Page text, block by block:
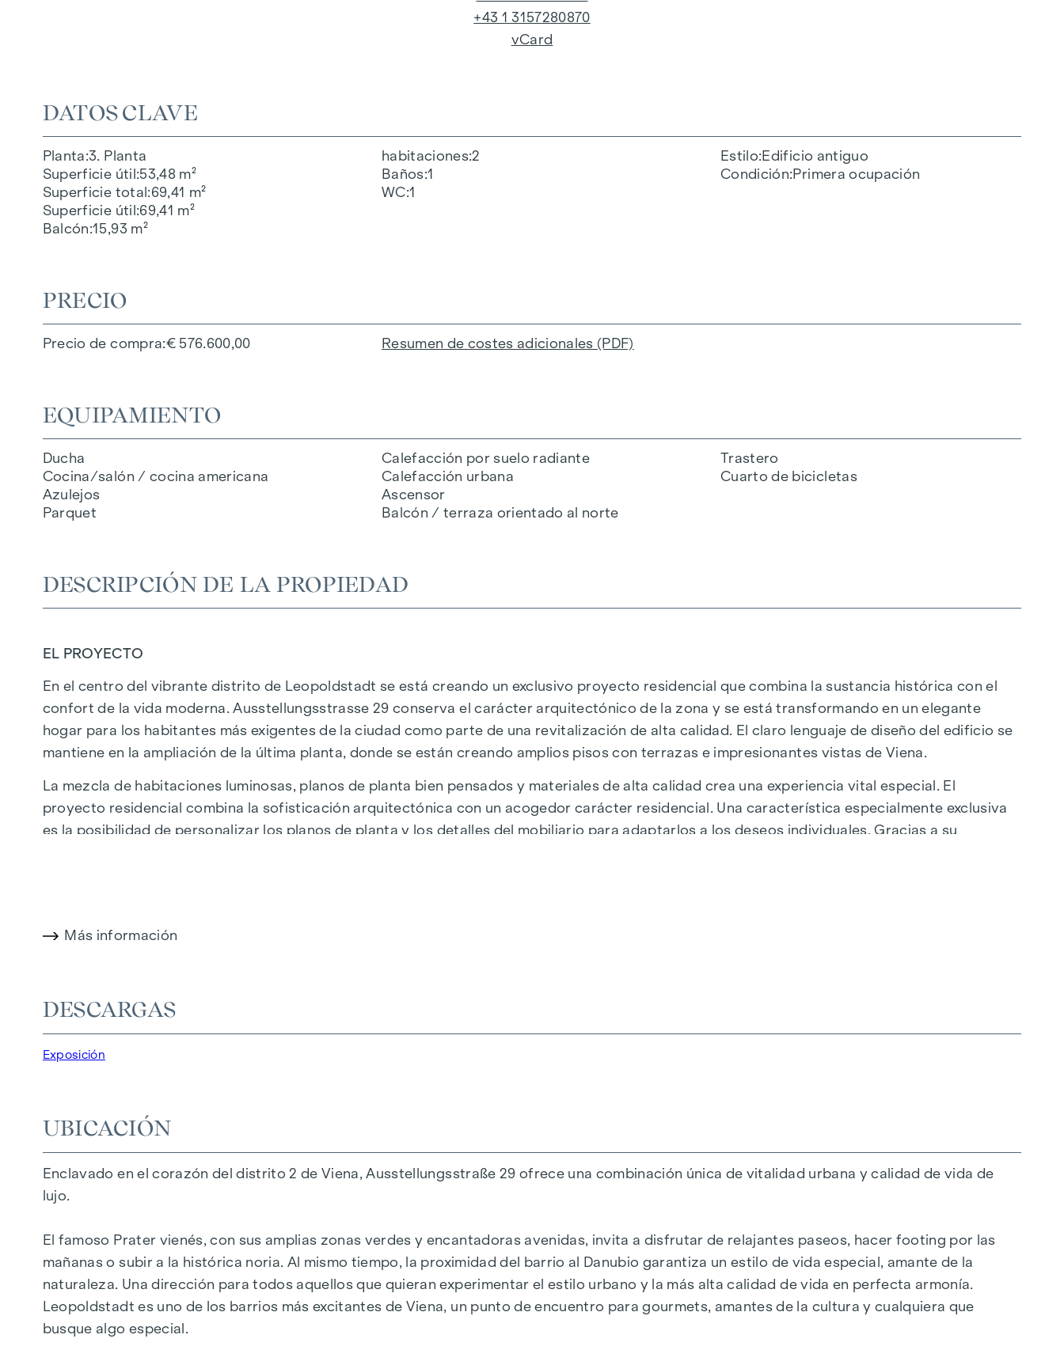
DATOS CLAVE
Planta 3. Planta
Superficie útil 53,48 m²
Superficie total 69,41 m²
Superficie útil 69,41 m²
Balcón 15,93 m²
habitaciones 2
Baños 1
WC 1
Estilo Edificio antiguo
Condición Primera ocupación
PRECIO
Precio de compra € 576.600,00 Resumen de costes adicionales (PDF)
EQUIPAMIENTO
Ducha
Cocina/salón / cocina americana
Azulejos
Parquet
Calefacción por suelo radiante
Calefacción urbana
Ascensor
Balcón / terraza orientado al norte
Trastero
Cuarto de bicicletas
DESCRIPCIÓN DE LA PROPIEDAD
EL PROYECTO
En el centro del vibrante distrito de Leopoldstadt se está creando un exclusivo proyecto residencial que combina la sustancia histórica con el
confort de la vida moderna. Ausstellungsstrasse 29 conserva el carácter arquitectónico de la zona y se está transformando en un elegante
hogar para los habitantes más exigentes de la ciudad como parte de una revitalización de alta calidad. El claro lenguaje de diseño del edificio se
mantiene en la ampliación de la última planta, donde se están creando amplios pisos con terrazas e impresionantes vistas de Viena.
La mezcla de habitaciones luminosas, planos de planta bien pensados y materiales de alta calidad crea una experiencia vital especial. El
proyecto residencial combina la sofisticación arquitectónica con un acogedor carácter residencial. Una característica especialmente exclusiva
es la posibilidad de personalizar los planos de planta y los detalles del mobiliario para adaptarlos a los deseos individuales. Gracias a su
donde boutiques, tiendas conceptuales y proveedores locales satisfacen todos los deseos. Desde restaurantes de lujo hasta encantadores
25 exclusivos pisos de pleno dominio
20 apartamentos revitalizados en edificios antiguos
Balcones, terrazas o jardines privados
Calefacción por suelo radiante
Materiales de alta calidad y elegantes acabados
Certificado energético:
Planta baja ala patio: HWB REF,SK = 50,2 kWh/m2a F GEE,SK = 0,67
ala de calle DG: HWB REF,SK = 36,6 kWh/m2a F GEE,SK = 0,68
Ala de calle de planta estándar: HWB REF,SK = 136,8 kWh/m2a F GEE,SK = 1,81
Más información
DESCARGAS
Exposición
UBICACIÓN
Enclavado en el corazón del distrito 2 de Viena, Ausstellungsstraße 29 ofrece una combinación única de vitalidad urbana y calidad de vida de
lujo.
El famoso Prater vienés, con sus amplias zonas verdes y encantadoras avenidas, invita a disfrutar de relajantes paseos, hacer footing por las
mañanas o subir a la histórica noria. Al mismo tiempo, la proximidad del barrio al Danubio garantiza un estilo de vida especial, amante de la
naturaleza. Una dirección para todos aquellos que quieran experimentar el estilo urbano y la más alta calidad de vida en perfecta armonía.
Leopoldstadt es uno de los barrios más excitantes de Viena, un punto de encuentro para gourmets, amantes de la cultura y cualquiera que
busque algo especial.
+43 1 3157280870
vCard